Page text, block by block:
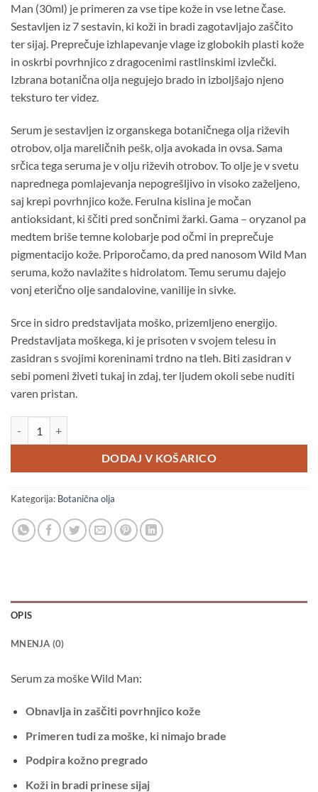
Man (30ml) je primeren za vse tipe kože in vse letne čase.
Sestavljen iz 7 sestavin, ki koži in bradi zagotavljajo zaščito
ter sijaj. Preprečuje izhlapevanje vlage iz globokih plasti kože
in oskrbi povrhnjico z dragocenimi rastlinskimi izvlečki.
Izbrana botanična olja negujejo brado in izboljšajo njeno
teksturo ter videz.
Serum je sestavljen iz organskega botaničnega olja riževih
otrobov, olja mareličnih pešk, olja avokada in ovsa. Sama
srčica tega seruma je v olju riževih otrobov. To olje je v svetu
naprednega pomlajevanja nepogrešljivo in visoko zaželjeno,
saj krepi povrhnjico kože. Ferulna kislina je močan
antioksidant, ki ščiti pred sončnimi žarki. Gama – oryzanol pa
medtem briše temne kolobarje pod očmi in preprečuje
pigmentacijo kože. Priporočamo, da pred nanosom Wild Man
seruma, kožo navlažite s hidrolatom. Temu serumu dajejo
vonj eterično olje sandalovine, vanilije in sivke.
Srce in sidro predstavljata moško, prizemljeno energijo.
Predstavljata moškega, ki je prisoten v svojem telesu in
zasidran s svojimi koreninami trdno na tleh. Biti zasidran v
sebi pomeni živeti tukaj in zdaj, ter ljudem okoli sebe nuditi
varen pristan.
DODAJ V KOŠARICO
Kategorija: Botanična olja
OPIS
MNENJA (0)
Serum za moške Wild Man:
Obnavlja in zaščiti povrhnjico kože
Primeren tudi za moške, ki nimajo brade
Podpira kožno pregrado
Koži in bradi prinese sijaj